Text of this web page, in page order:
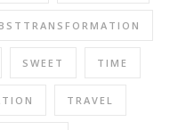
SWEET TIME
TRAVEL